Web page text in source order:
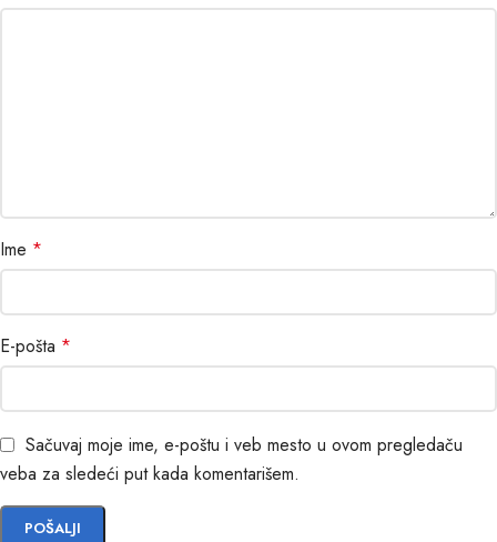
Ime *
E-pošta *
Sačuvaj moje ime, e-poštu i veb mesto u ovom pregledaču
veba za sledeći put kada komentarišem.